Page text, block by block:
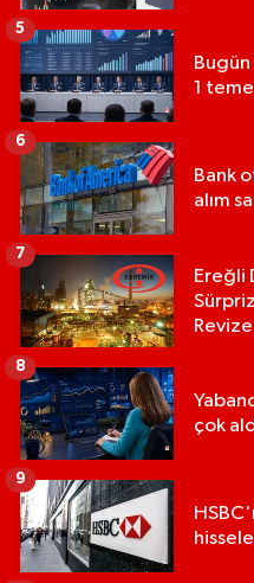
1
5
Bank
alım
6
Ereğli
7
çok
8
9